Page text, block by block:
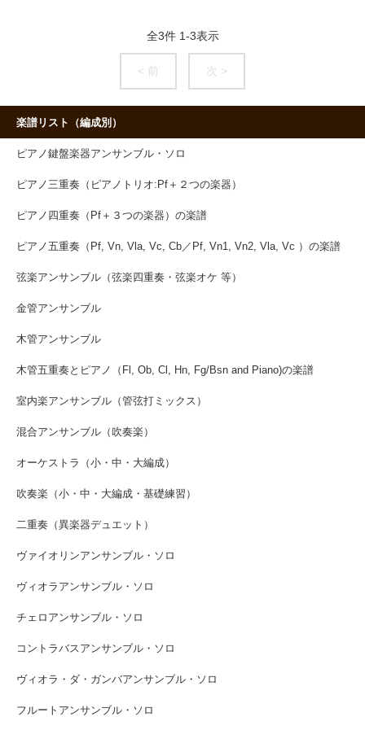
全3件 1-3表示
< 前 次 >
楽譜リスト（編成別）
ピアノ鍵盤楽器アンサンブル・ソロ
ピアノ三重奏（ピアノトリオ:Pf＋２つの楽器）
ピアノ四重奏（Pf＋３つの楽器）の楽譜
ピアノ五重奏（Pf, Vn, Vla, Vc, Cb／Pf, Vn1, Vn2, Vla, Vc ）の楽譜
弦楽アンサンブル（弦楽四重奏・弦楽オケ 等）
金管アンサンブル
木管アンサンブル
木管五重奏とピアノ（Fl, Ob, Cl, Hn, Fg/Bsn and Piano)の楽譜
室内楽アンサンブル（管弦打ミックス）
混合アンサンブル（吹奏楽）
オーケストラ（小・中・大編成）
吹奏楽（小・中・大編成・基礎練習）
二重奏（異楽器デュエット）
ヴァイオリンアンサンブル・ソロ
ヴィオラアンサンブル・ソロ
チェロアンサンブル・ソロ
コントラバスアンサンブル・ソロ
ヴィオラ・ダ・ガンバアンサンブル・ソロ
フルートアンサンブル・ソロ